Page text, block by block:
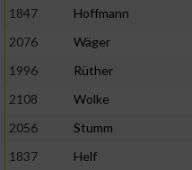
1847
Hoffmann
2076
Wäger
1996
Rüther
2108
Wolke
2056
Stumm
1837
Helf